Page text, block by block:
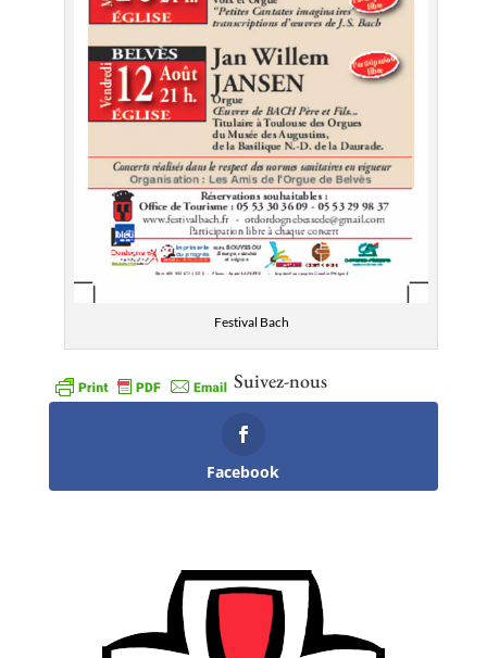
Festival Bach
Suivez-nous
Facebook